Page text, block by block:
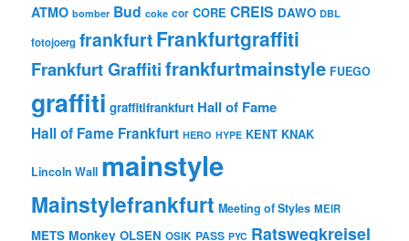
ATMO bomber Bud coke cor CORE CREIS DAWO DBL
fotojoerg frankfurtFrankfurtgraffiti
Frankfurt Graffitifrankfurtmainstyle FUEGO
graffiti graffitifrankfurt Hall of Fame
Hall of Fame Frankfurt HERO HYPE KENT KNAK
Lincoln Wall mainstyle
Mainstylefrankfurt Meeting of Styles MEIR
METS Monkey OLSEN OSIK PASS PYC Ratswegkreisel